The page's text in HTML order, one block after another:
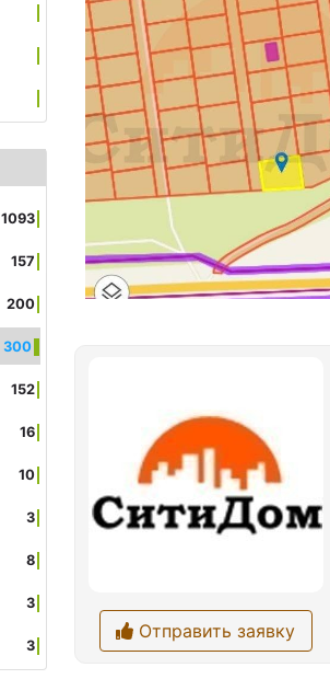
1093
157
200
300
152
16
10
3
8
3
3
Отправить заявку